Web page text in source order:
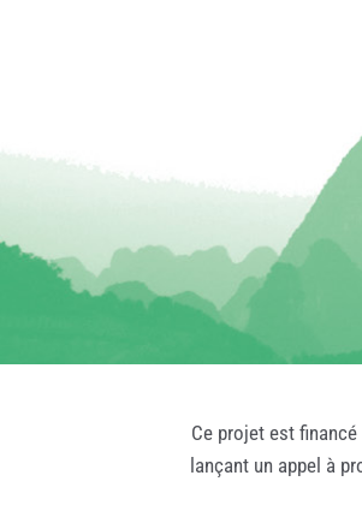
Ce projet est
lançant un appel à